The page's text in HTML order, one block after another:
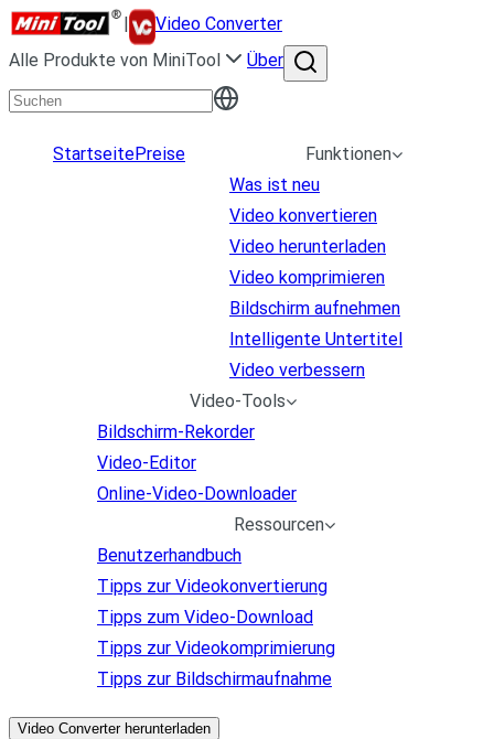
|
Video Converter
Alle Produkte von MiniTool
Über
StartseitePreise
Funktionen
Was ist neu
Video konvertieren
Video herunterladen
Video komprimieren
Bildschirm aufnehmen
Intelligente Untertitel
Video verbessern
Video-Tools
Bildschirm-Rekorder
Video-Editor
Online-Video-Downloader
Ressourcen
Benutzerhandbuch
Tipps zur Videokonvertierung
Tipps zum Video-Download
Tipps zur Videokomprimierung
Tipps zur Bildschirmaufnahme
Video Converter herunterladen